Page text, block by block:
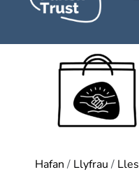
Hafan / Llyfrau / Lles